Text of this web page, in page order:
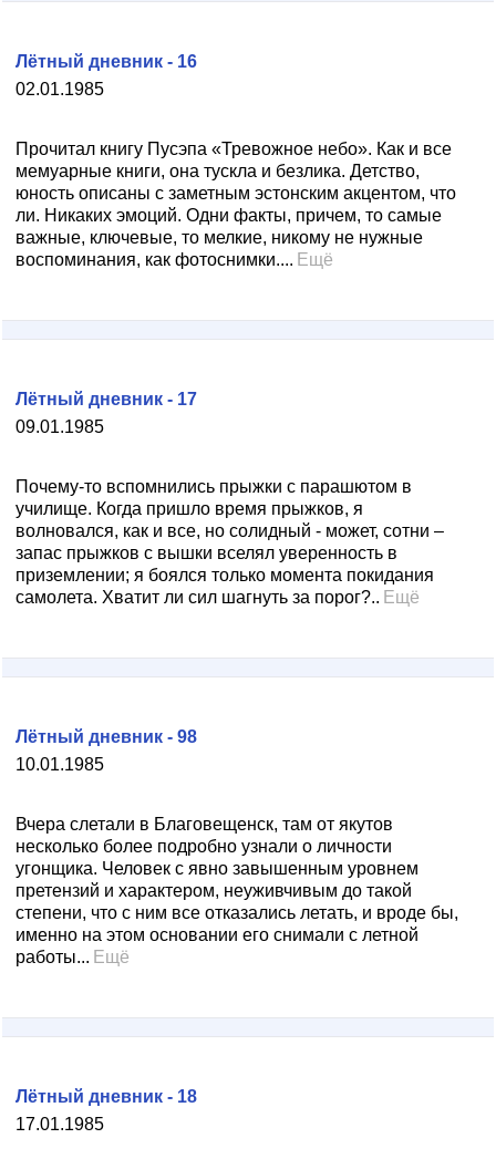
02.01.1985
Лётный дневник - 16
Прочитал книгу Пусэпа «Тревожное небо». Как и все
мемуарные книги, она тускла и безлика. Детство,
юность описаны с заметным эстонским акцентом, что
ли. Никаких эмоций. Одни факты, причем, то самые
важные, ключевые, то мелкие, никому не нужные
воспоминания, как фотоснимки.... Ещё
09.01.1985
Лётный дневник - 17
Почему-то вспомнились прыжки с парашютом в
училище. Когда пришло время прыжков, я
волновался, как и все, но солидный - может, сотни –
запас прыжков с вышки вселял уверенность в
приземлении; я боялся только момента покидания
самолета. Хватит ли сил шагнуть за порог?.. Ещё
10.01.1985
Лётный дневник - 98
Вчера слетали в Благовещенск, там от якутов
несколько более подробно узнали о личности
угонщика. Человек с явно завышенным уровнем
претензий и характером, неуживчивым до такой
степени, что с ним все отказались летать, и вроде бы,
именно на этом основании его снимали с летной
работы... Ещё
17.01.1985
Лётный дневник - 18